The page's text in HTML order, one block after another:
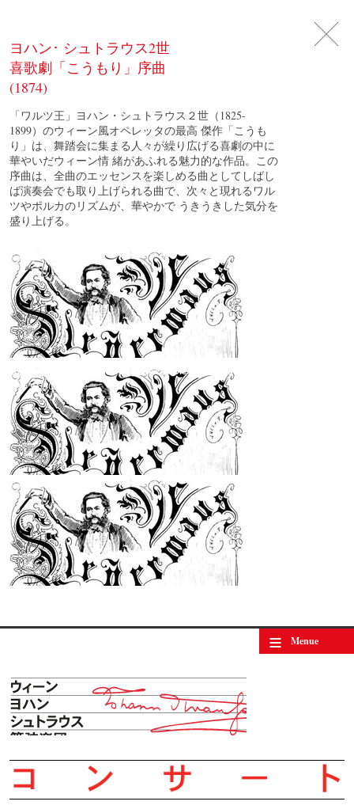
ヨハン･ シュトラウス2世
喜歌劇「こうもり」序曲
(1874)
「ワルツ王」ヨハン・シュトラウス２世（1825-
1899）のウィーン風オペレッタの最高 傑作「こうも
り」は、舞踏会に集まる人々が繰り広げる喜劇の中に
華やいだウィーン情 緒があふれる魅力的な作品。この
序曲は、全曲のエッセンスを楽しめる曲としてしばし
ば演奏会でも取り上げられる曲で、次々と現れるワル
ツやポルカのリズムが、華やかで うきうきした気分を
盛り上げる。
Johann Strauss (Sohn): Ouverture zu «Die Fledermaus»
© by WJSO-Archive
≡ Menue